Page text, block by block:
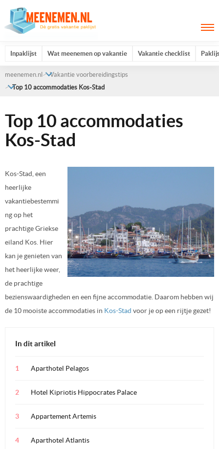
Inpaklijst Wat meenemen op vakantie Vakantie checklist
meenemen.nl
Vakantie voorbereidingstips
Top 10 accommodaties Kos-Stad
Top 10 accommodaties
Kos-Stad
Kos-Stad, een
heerlijke
vakantiebestemmi
ng op het
prachtige Griekse
eiland Kos. Hier
kan je genieten van
het heerlijke weer,
de prachtige
bezienswaardigheden en een fijne accommodatie. Daarom hebben wij
de 10 mooiste accommodaties in Kos-Stad voor je op een rijtje gezet!
In dit artikel
Aparthotel Pelagos
Hotel Kipriotis Hippocrates Palace
Appartement Artemis
Aparthotel Atlantis